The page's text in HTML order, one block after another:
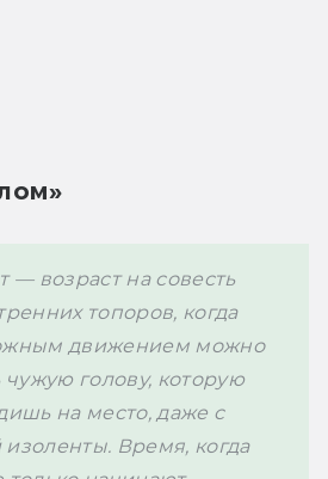
— возраст на совесть
топоров, когда
движением можно
чужую голову, которую
на место, даже с
Время, когда